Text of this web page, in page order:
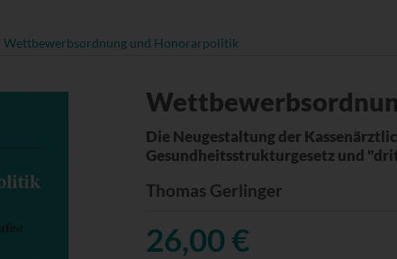
Wettbewerbsordnung und Honorarpolitik
Die Neugestaltung der
Gesundheitsstrukturgesetz und
Thomas Gerlinger
26,00 €